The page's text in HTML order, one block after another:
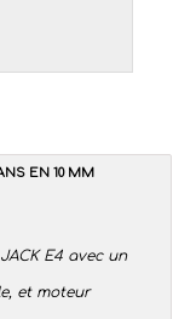
EN 10 MM
E4 avec un
et moteur